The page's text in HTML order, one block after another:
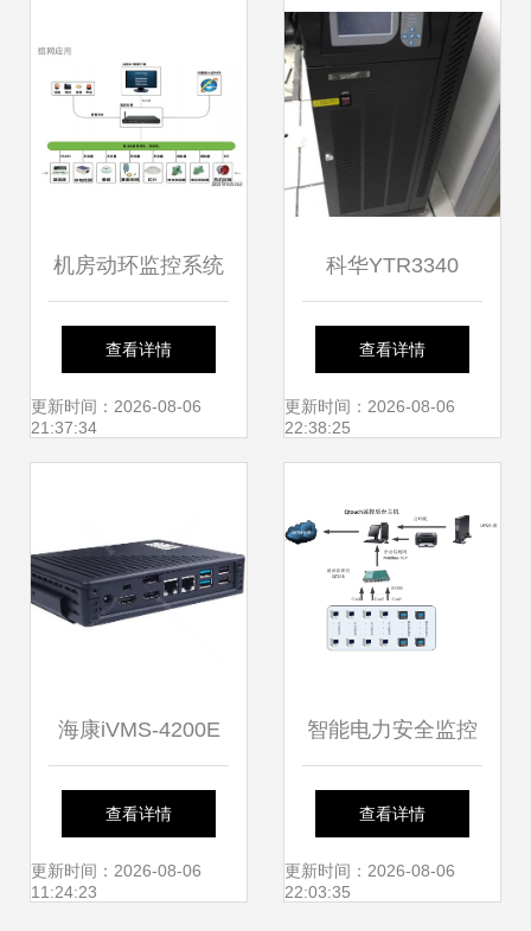
重塑安全监控体验
理
机房动环监控系统
中数据监控报警主
机的选择指南
查看详情
更新时间：2026-08-06
21:37:34
科华YTR3340
UPS电源 守护监控
主机的可靠核心
查看详情
更新时间：2026-08-06
22:38:25
海康iVMS-4200E
V2监控主机全解析
性能与功能的全面
查看详情
更新时间：2026-08-06
11:24:23
智能电力安全监控
系统技术方案书
查看详情
更新时间：2026-08-06
22:03:35